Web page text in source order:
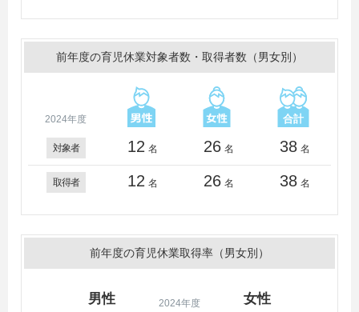
前年度の育児休業対象者数・取得者数（男女別）
2024年度
対象者 12 名 26 名 38 名
取得者 12 名 26 名 38 名
前年度の育児休業取得率（男女別）
2024年度
男性 女性